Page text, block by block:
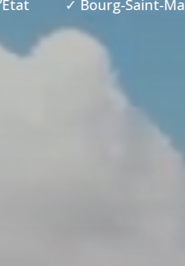
Maurice, Savoie